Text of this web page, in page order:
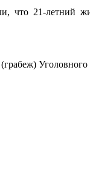
что 21-летний